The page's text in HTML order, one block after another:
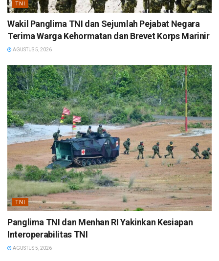
TNI
Wakil Panglima TNI dan Sejumlah Pejabat Negara
Terima Warga Kehormatan dan Brevet Korps Marinir
AGUSTUS 5, 2026
TNI
Panglima TNI dan Menhan RI Yakinkan Kesiapan
Interoperabilitas TNI
AGUSTUS 5, 2026